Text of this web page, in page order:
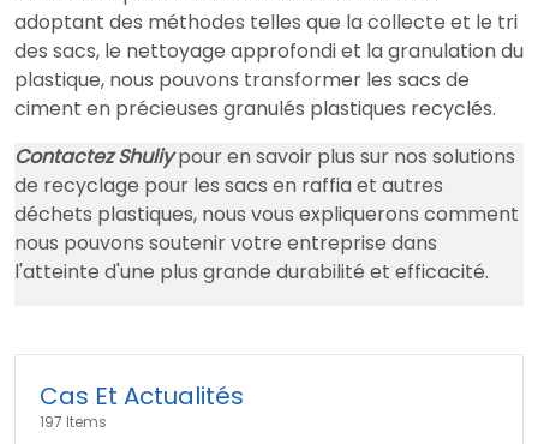
adoptant des méthodes telles que la collecte et le tri
des sacs, le nettoyage approfondi et la granulation du
plastique, nous pouvons transformer les sacs de
ciment en précieuses granulés plastiques recyclés.
Contactez Shuliypour en savoir plus sur nos solutions
de recyclage pour les sacs en raffia et autres
déchets plastiques, nous vous expliquerons comment
nous pouvons soutenir votre entreprise dans
l'atteinte d'une plus grande durabilité et efficacité.
Cas Et Actualités
197 Items